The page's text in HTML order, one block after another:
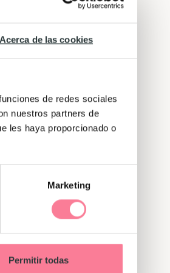
Acerca de las cookies
de redes sociales
nuestros partners de
les haya proporcionado o
Marketing
Permitir todas